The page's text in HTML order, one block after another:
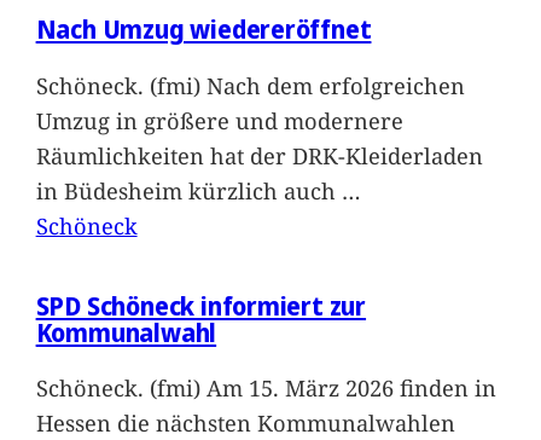
Nach Umzug wiedereröffnet
Schöneck. (fmi) Nach dem erfolgreichen
Umzug in größere und modernere
Räumlichkeiten hat der DRK-Kleiderladen
in Büdesheim kürzlich auch …
Schöneck
SPD Schöneck informiert zur
Kommunalwahl
Schöneck. (fmi) Am 15. März 2026 finden in
Hessen die nächsten Kommunalwahlen